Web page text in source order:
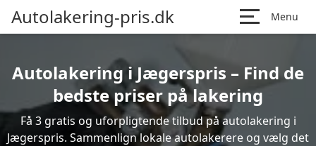
Autolakering-pris.dk Menu
Autolakering i Jægerspris – Find de
bedste priser på lakering
Få 3 gratis og uforpligtende tilbud på autolakering i
Jægerspris. Sammenlign lokale autolakerere og vælg det